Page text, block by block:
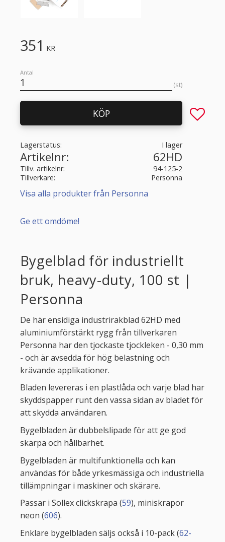
351 KR
Antal
st
KÖP Lägg till
Lagerstatus I lager
Artikelnr 62HD
Tillv. artikelnr
94-125-2
Tillverkare
Personna
Visa alla produkter från Personna
Ge ett omdöme!
Bygelblad för industriellt
bruk, heavy-duty, 100 st |
Personna
De här ensidiga industrirakblad 62HD med
aluminiumförstärkt rygg från tillverkaren
Personna har den tjockaste tjockleken - 0,30 mm
- och är avsedda för hög belastning och
krävande applikationer.
Bladen levereras i en plastlåda och varje blad har
skyddspapper runt den vassa sidan av bladet för
att skydda användaren.
Bygelbladen är dubbelslipade för att ge god
skärpa och hållbarhet.
Bygelbladen är multifunktionella och kan
användas för både yrkesmässiga och industriella
tillämpningar i maskiner och skärare.
Passar i Sollex clickskrapa (59), miniskrapor
neon (606).
Enklare bygelbladen säljs också i 10-pack (62-